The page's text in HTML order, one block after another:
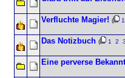
Verfluchte Magier! ( 1
Das Notizbuch ( 1 2 3
Eine perverse